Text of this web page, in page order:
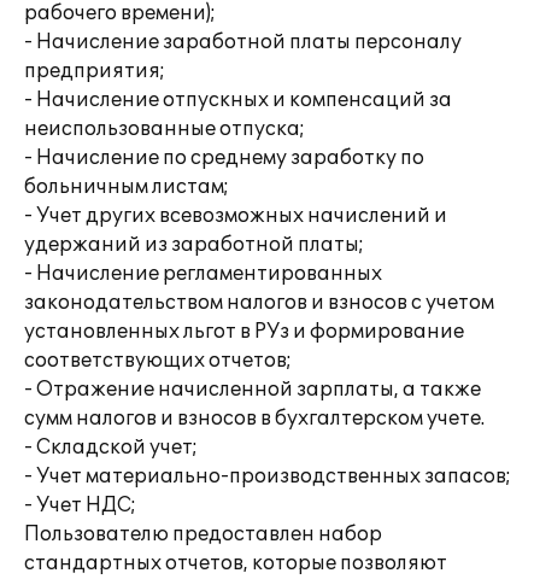
рабочего времени);
- Начисление заработной платы персоналу
предприятия;
- Начисление отпускных и компенсаций за
неиспользованные отпуска;
- Начисление по среднему заработку по
больничным листам;
- Учет других всевозможных начислений и
удержаний из заработной платы;
- Начисление регламентированных
законодательством налогов и взносов с учетом
установленных льгот в РУз и формирование
соответствующих отчетов;
- Отражение начисленной зарплаты, а также
сумм налогов и взносов в бухгалтерском учете.
- Складской учет;
- Учет материально-производственных запасов;
- Учет НДС;
Пользователю предоставлен набор
стандартных отчетов, которые позволяют